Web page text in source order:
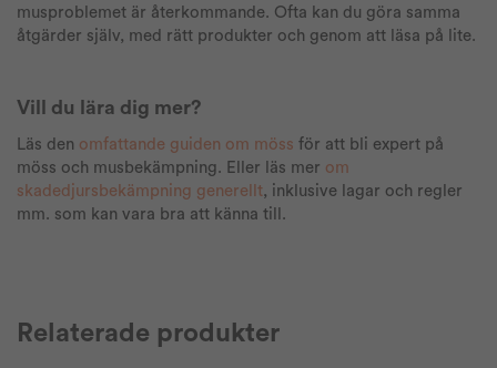
musproblemet är återkommande. Ofta kan du göra samma
åtgärder själv, med rätt produkter och genom att läsa på lite.
Vill du lära dig mer?
Läs den omfattande guiden om möss för att bli expert på
möss och musbekämpning. Eller läs mer om
skadedjursbekämpning generellt, inklusive lagar och regler
mm. som kan vara bra att känna till.
Relaterade produkter